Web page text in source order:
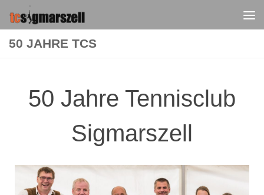
Zum Inhalt springen
50 JAHRE TCS
50 Jahre Tennisclub
Sigmarszell